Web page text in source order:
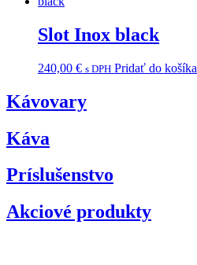
Slot Inox black
240,00 € s DPH Pridať do košíka
Kávovary
Káva
Príslušenstvo
Akciové produkty